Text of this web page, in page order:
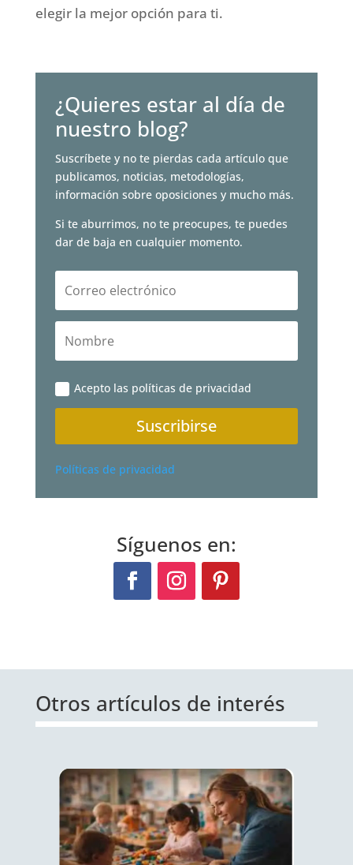
elegir la mejor opción para ti.
¿Quieres estar al día de
nuestro blog?
Suscríbete y no te pierdas cada artículo que
publicamos, noticias, metodologías,
información sobre oposiciones y mucho más.
Si te aburrimos, no te preocupes, te puedes
dar de baja en cualquier momento.
Acepto las políticas de privacidad
Suscribirse
Políticas de privacidad
Síguenos en:
Otros artículos de interés